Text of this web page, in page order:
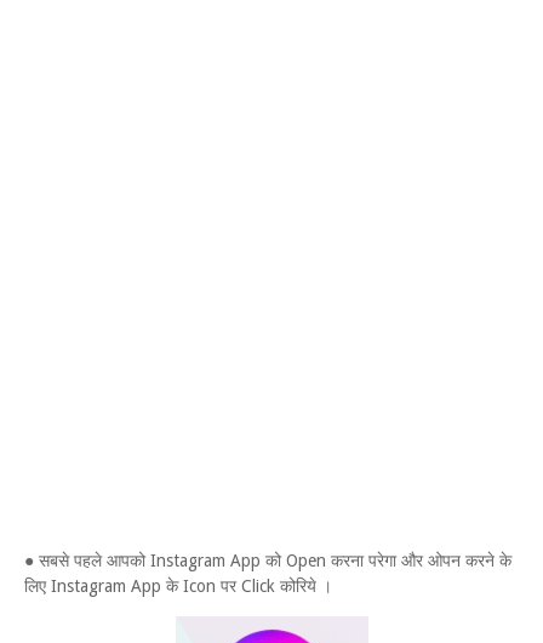
● सबसे पहले आपको Instagram App को Open करना परेगा और ओपन करने के
लिए Instagram App के Icon पर Click कोरिये ।